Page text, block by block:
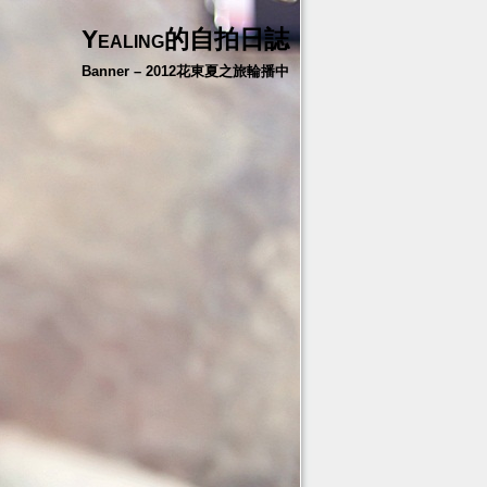
Yealing的自拍日誌
Banner – 2012花東夏之旅輪播中